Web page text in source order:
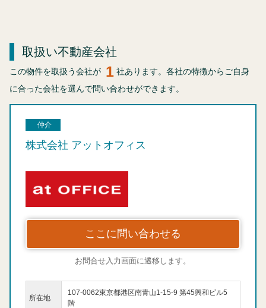
取扱い不動産会社
この物件を取扱う会社が 1 社あります。各社の特徴からご自身
に合った会社を選んで問い合わせができます。
仲介
株式会社 アットオフィス
ここに問い合わせる
お問合せ入力画面に遷移します。
所在地
107-0062東京都港区南青山1-15-9 第45興和ビル5
階